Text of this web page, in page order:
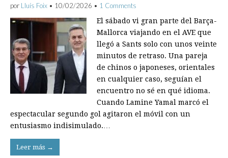
por Lluís Foix • 10/02/2026 • 1 Comments
El sábado vi gran parte del Barça-
Mallorca viajando en el AVE que
llegó a Sants solo con unos veinte
minutos de retraso. Una pareja
de chinos o japoneses, orientales
en cualquier caso, seguían el
encuentro no sé en qué idioma.
Cuando Lamine Yamal marcó el
espectacular segundo gol agitaron el móvil con un
entusiasmo indisimulado.…
Leer más →